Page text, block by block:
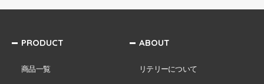
PRODUCT
商品一覧
ABOUT
リテリーについて